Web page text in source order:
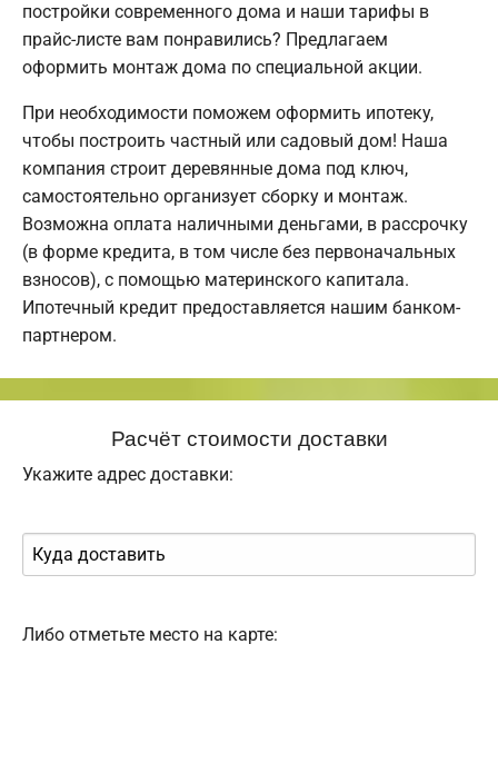
постройки современного дома и наши тарифы в
прайс-листе вам понравились? Предлагаем
оформить монтаж дома по специальной акции.
При необходимости поможем оформить ипотеку,
чтобы построить частный или садовый дом! Наша
компания строит деревянные дома под ключ,
самостоятельно организует сборку и монтаж.
Возможна оплата наличными деньгами, в рассрочку
(в форме кредита, в том числе без первоначальных
взносов), с помощью материнского капитала.
Ипотечный кредит предоставляется нашим банком-
партнером.
Расчёт стоимости доставки
Укажите адрес доставки:
Либо отметьте место на карте: